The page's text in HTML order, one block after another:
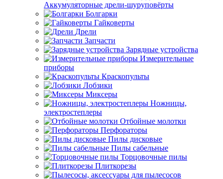
Аккумуляторные дрели-шуруповёрты
Болгарки
Гайковерты
Дрели
Запчасти
Зарядные устройства
Измерительные
приборы
Краскопульты
Лобзики
Миксеры
Ножницы,
электростеплеры
Отбойные молотки
Перфораторы
Пилы дисковые
Пилы сабельные
Торцовочные пилы
Плиткорезы